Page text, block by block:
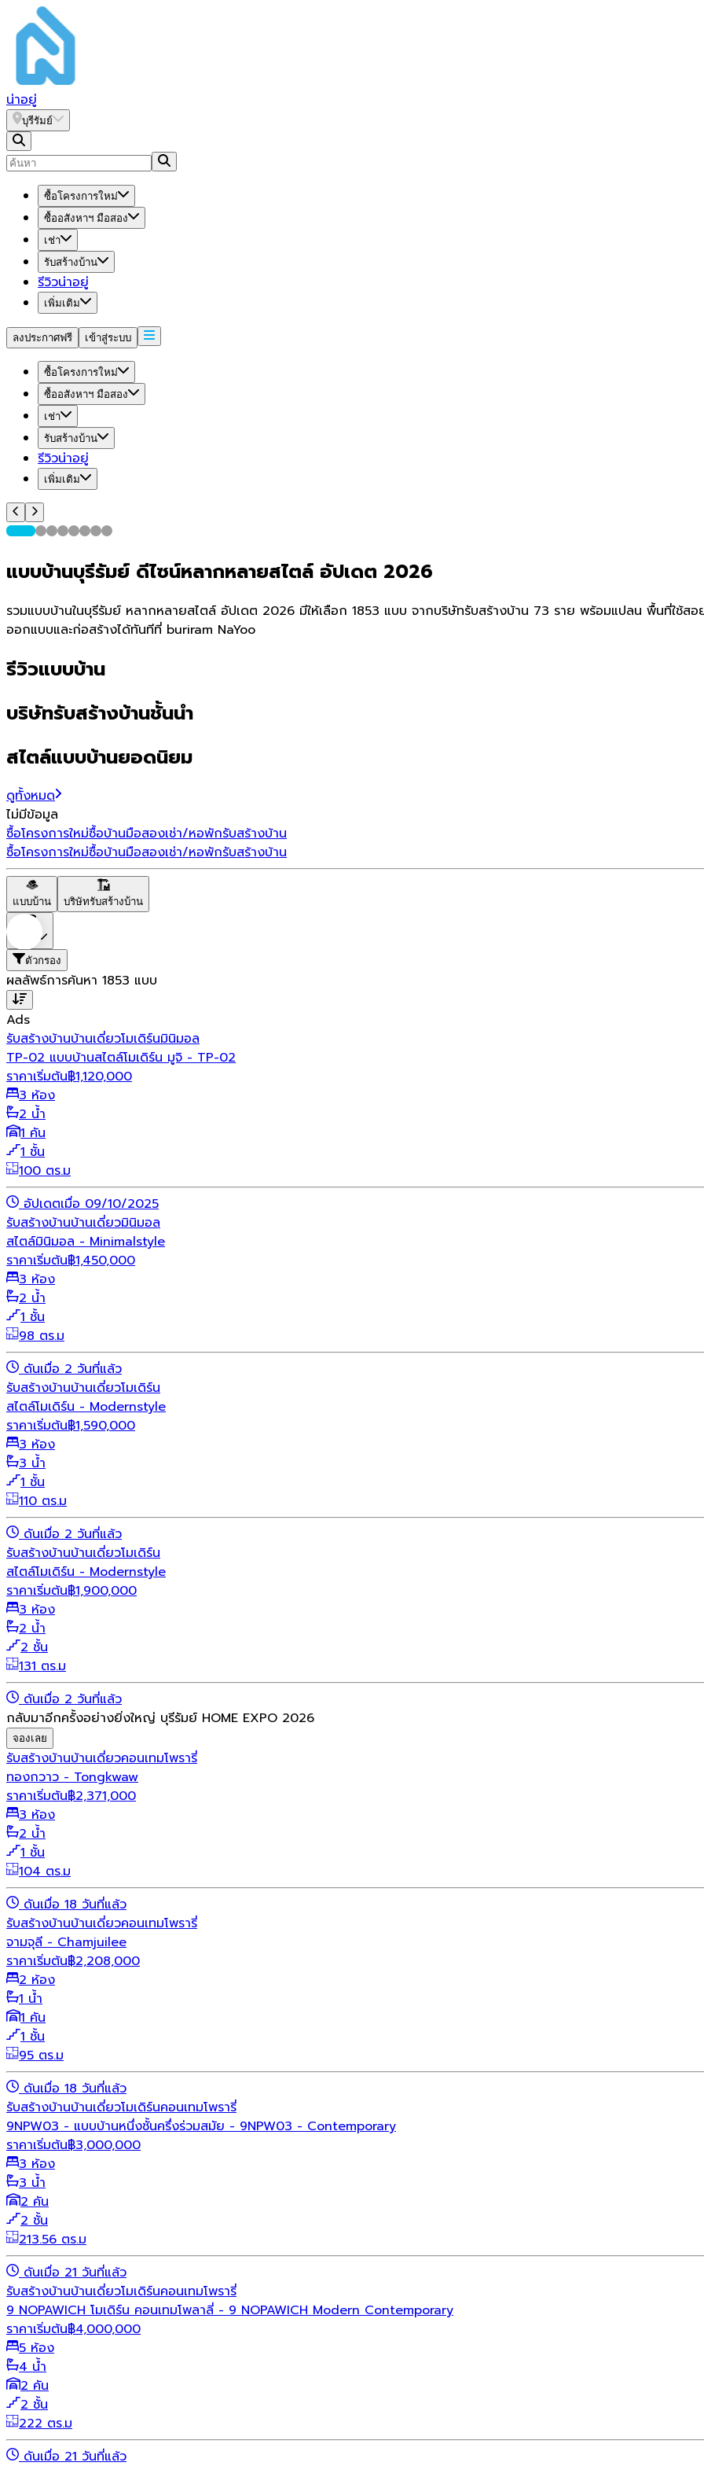
น่าอยู่
บุรีรัมย์
ซื้อโครงการใหม่
ซื้ออสังหาฯ มือสอง
เช่า
รับสร้างบ้าน
รีวิวน่าอยู่
เพิ่มเติม
ลงประกาศฟรี เข้าสู่ระบบ
ซื้อโครงการใหม่
ซื้ออสังหาฯ มือสอง
เช่า
รับสร้างบ้าน
รีวิวน่าอยู่
เพิ่มเติม
แบบบ้านบุรีรัมย์ ดีไซน์หลากหลายสไตล์ อัปเดต 2026
รวมแบบบ้านในบุรีรัมย์ หลากหลายสไตล์ อัปเดต 2026 มีให้เลือก 1853 แบบ จากบริษัทรับสร้างบ้าน 73 ราย พร้อมแปลน พื้นที่ใช้สอ
ออกแบบและก่อสร้างได้ทันทีที่ buriram NaYoo
รีวิวแบบบ้าน
บริษัทรับสร้างบ้านชั้นนำ
สไตล์แบบบ้านยอดนิยม
ดูทั้งหมด
ไม่มีข้อมูล
ซื้อโครงการใหม่ซื้อบ้านมือสองเช่า/หอพักรับสร้างบ้าน
ซื้อโครงการใหม่ซื้อบ้านมือสองเช่า/หอพักรับสร้างบ้าน
แบบบ้าน บริษัทรับสร้างบ้าน
ตัวกรอง
ผลลัพธ์การค้นหา 1853 แบบ
Ads
รับสร้างบ้านบ้านเดี่ยวโมเดิร์นมินิมอล
TP-02 แบบบ้านสไตล์โมเดิร์น มูจิ - TP-02
ราคาเริ่มต้น฿1,120,000
3 ห้อง
2 น้ำ
1 คัน
1 ชั้น
100 ตร.ม
อัปเดตเมื่อ 09/10/2025
รับสร้างบ้านบ้านเดี่ยวมินิมอล
สไตล์มินิมอล - Minimalstyle
ราคาเริ่มต้น฿1,450,000
3 ห้อง
2 น้ำ
1 ชั้น
98 ตร.ม
ดันเมื่อ 2 วันที่แล้ว
รับสร้างบ้านบ้านเดี่ยวโมเดิร์น
สไตล์โมเดิร์น - Modernstyle
ราคาเริ่มต้น฿1,590,000
3 ห้อง
3 น้ำ
1 ชั้น
110 ตร.ม
ดันเมื่อ 2 วันที่แล้ว
รับสร้างบ้านบ้านเดี่ยวโมเดิร์น
สไตล์โมเดิร์น - Modernstyle
ราคาเริ่มต้น฿1,900,000
3 ห้อง
2 น้ำ
2 ชั้น
131 ตร.ม
ดันเมื่อ 2 วันที่แล้ว
กลับมาอีกครั้งอย่างยิ่งใหญ่ บุรีรัมย์ HOME EXPO 2026
จองเลย
รับสร้างบ้านบ้านเดี่ยวคอนเทมโพรารี่
ทองกวาว - Tongkwaw
ราคาเริ่มต้น฿2,371,000
3 ห้อง
2 น้ำ
1 ชั้น
104 ตร.ม
ดันเมื่อ 18 วันที่แล้ว
รับสร้างบ้านบ้านเดี่ยวคอนเทมโพรารี่
จามจุลี - Chamjuilee
ราคาเริ่มต้น฿2,208,000
2 ห้อง
1 น้ำ
1 คัน
1 ชั้น
95 ตร.ม
ดันเมื่อ 18 วันที่แล้ว
รับสร้างบ้านบ้านเดี่ยวโมเดิร์นคอนเทมโพรารี่
9NPW03 - แบบบ้านหนึ่งชั้นครึ่งร่วมสมัย - 9NPW03 - Contemporary
ราคาเริ่มต้น฿3,000,000
3 ห้อง
3 น้ำ
2 คัน
2 ชั้น
213.56 ตร.ม
ดันเมื่อ 21 วันที่แล้ว
รับสร้างบ้านบ้านเดี่ยวโมเดิร์นคอนเทมโพรารี่
9 NOPAWICH โมเดิร์น คอนเทมโพลาลี่ - 9 NOPAWICH Modern Contemporary
ราคาเริ่มต้น฿4,000,000
5 ห้อง
4 น้ำ
2 คัน
2 ชั้น
222 ตร.ม
ดันเมื่อ 21 วันที่แล้ว